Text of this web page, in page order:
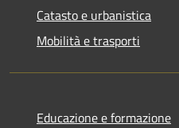
Catasto e urbanistica
Mobilità e trasporti
Educazione e formazione